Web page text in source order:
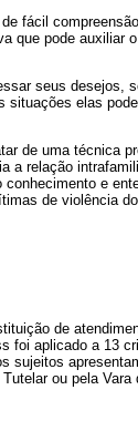
fácil
que pode
seus
situações elas
de uma técnica
a relação
e
de violência
de
foi aplicado a 13
sujeitos
ou pela